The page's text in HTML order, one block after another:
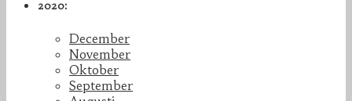
2020:
December
November
Oktober
September